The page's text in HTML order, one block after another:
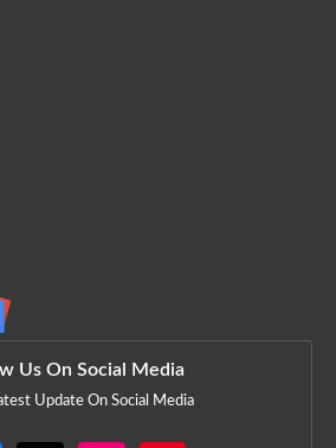
Us On Social Media
Update On Social Media